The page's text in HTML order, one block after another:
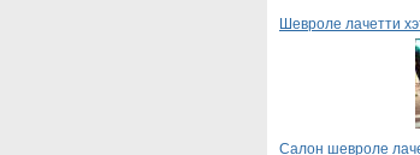
Шевроле лачетти
Салон шевроле